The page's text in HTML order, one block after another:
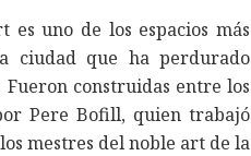
es uno de los espacios más
ciudad que ha perdurado
Fueron construidas entre los
Pere Bofill, quien trabajó
mestres del noble art de la